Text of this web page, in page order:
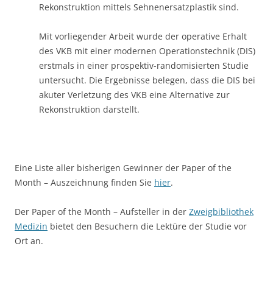
Rekonstruktion mittels Sehnenersatzplastik sind.
Mit vorliegender Arbeit wurde der operative Erhalt
des VKB mit einer modernen Operationstechnik (DIS)
erstmals in einer prospektiv-randomisierten Studie
untersucht. Die Ergebnisse belegen, dass die DIS bei
akuter Verletzung des VKB eine Alternative zur
Rekonstruktion darstellt.
Eine Liste aller bisherigen Gewinner der Paper of the
Month – Auszeichnung finden Sie hier.
Der Paper of the Month – Aufsteller in der Zweigbibliothek
Medizin bietet den Besuchern die Lektüre der Studie vor
Ort an.